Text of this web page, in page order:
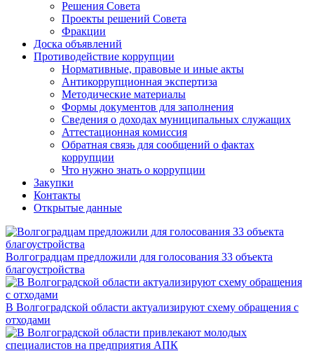
Решения Совета
Проекты решений Совета
Фракции
Доска объявлений
Противодействие коррупции
Нормативные, правовые и иные акты
Антикоррупционная экспертиза
Методические материалы
Формы документов для заполнения
Сведения о доходах муниципальных служащих
Аттестационная комиссия
Обратная связь для сообщений о фактах
коррупции
Что нужно знать о коррупции
Закупки
Контакты
Открытые данные
Волгоградцам предложили для голосования 33 объекта
благоустройства
В Волгоградской области актуализируют схему обращения с
отходами